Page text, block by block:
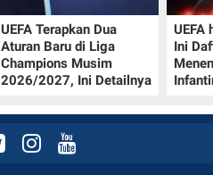
UEFA Terapkan Dua
Aturan Baru di Liga
Champions Musim
2026/2027, Ini Detailnya
UEFA
Ini